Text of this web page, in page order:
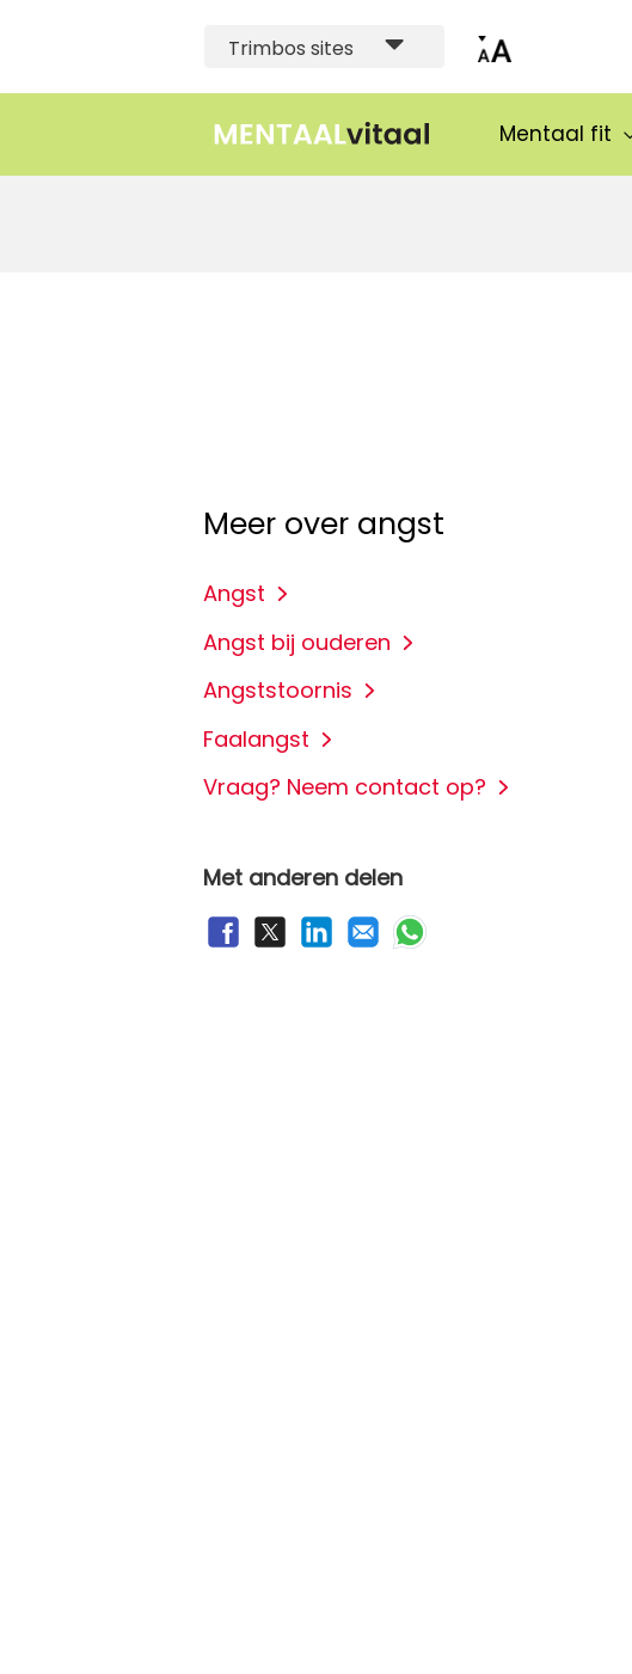
Trimbos sites
Mentaal fit
Meer over angst
Angst
Angst bij ouderen
Angststoornis
Faalangst
Vraag? Neem contact op?
Met anderen delen